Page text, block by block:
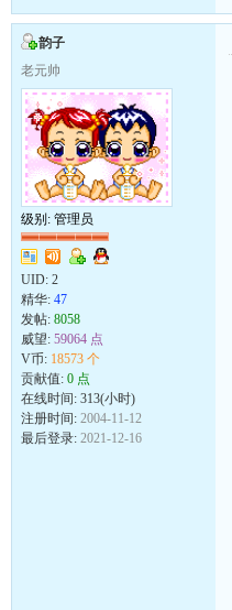
韵子
老元帅
级别: 管理员
UID: 2
精华: 47
发帖: 8058
威望: 59064 点
V币: 18573 个
贡献值: 0 点
在线时间: 313(小时)
注册时间: 2004-11-12
最后登录: 2021-12-16